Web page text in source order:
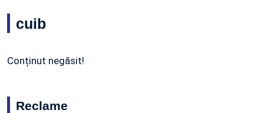
cuib
Conținut negăsit!
Reclame